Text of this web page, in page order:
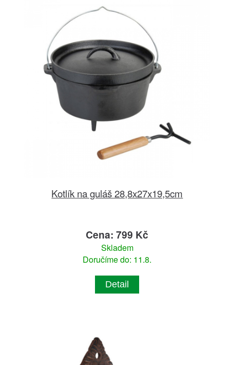
Kotlík na guláš 28,8x27x19,5cm
Cena: 799 Kč
Skladem
Doručíme do: 11.8.
Detail